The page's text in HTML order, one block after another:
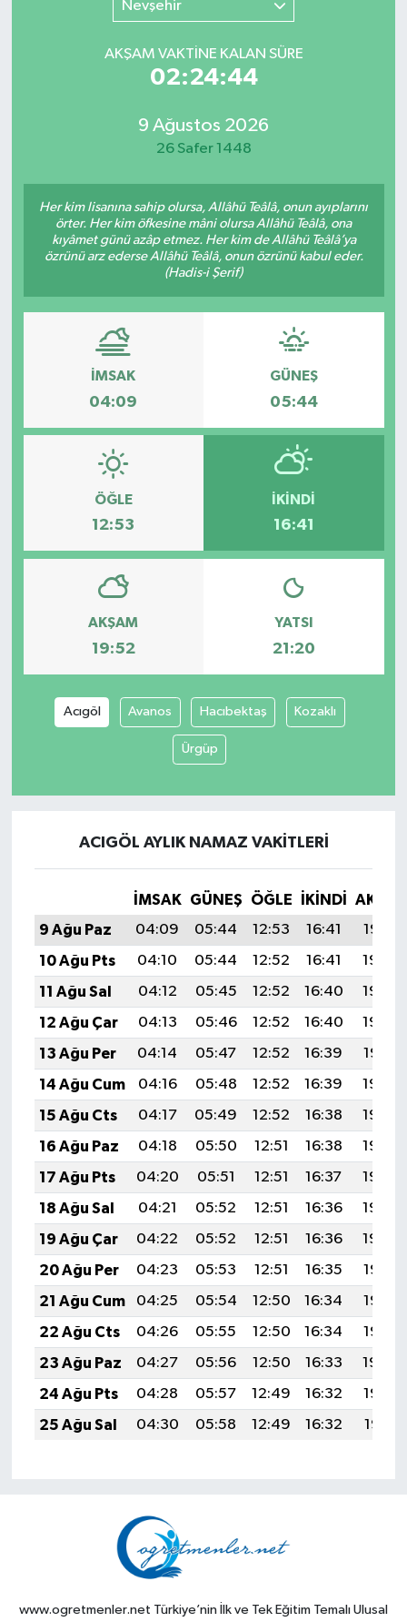
Nevşehir
AKŞAM VAKTİNE KALAN SÜRE
02:24:43
9 Ağustos 2026
26 Safer 1448
Her kim lisanına sahip olursa, Allâhü Teâlâ, onun ayıplarını
örter. Her kim öfkesine mâni olursa Allâhü Teâlâ, ona
kıyâmet günü azâp etmez. Her kim de Allâhü Teâlâ’ya
özrünü arz ederse Allâhü Teâlâ, onun özrünü kabul eder.
(Hadis-i Şerif)
İMSAK
04:09
GÜNEŞ
05:44
ÖĞLE
12:53
İKINDI
16:41
AKŞAM
19:52
YATSI
21:20
Acıgöl Avanos Hacıbektaş Kozaklı
Ürgüp
ACIGÖL AYLIK NAMAZ VAKITLERI
İMSAK GÜNEŞ ÖĞLE İKINDI
9 Ağu Paz
04:09 05:44 12:53 16:41
19:52
10 Ağu Pts
04:10 05:44 12:52 16:41
19:50
11 Ağu Sal
04:12 05:45 12:52 16:40
19:49
12 Ağu Çar
04:13 05:46 12:52 16:40
19:48
13 Ağu Per
04:14 05:47 12:52 16:39
19:47
14 Ağu Cum
04:16 05:48 12:52 16:39
19:46
15 Ağu Cts
04:17 05:49 12:52 16:38
19:44
16 Ağu Paz
04:18 05:50 12:51 16:38
19:43
17 Ağu Pts
04:20 05:51 12:51 16:37
19:42
18 Ağu Sal
04:21 05:52 12:51 16:36
19:40
19 Ağu Çar
04:22 05:52 12:51 16:36
19:39
20 Ağu Per
04:23 05:53 12:51 16:35
19:38
21 Ağu Cum
04:25 05:54 12:50 16:34
19:36
22 Ağu Cts
04:26 05:55 12:50 16:34
19:35
23 Ağu Paz
04:27 05:56 12:50 16:33
19:34
24 Ağu Pts
04:28 05:57 12:49 16:32
19:32
25 Ağu Sal
04:30 05:58 12:49 16:32 19:31
www.ogretmenler.net Türkiye’nin İlk ve Tek Eğitim Temalı Ulusal
YARIŞMA/ETKİNLİKLER
MEVZUAT/KARARLAR